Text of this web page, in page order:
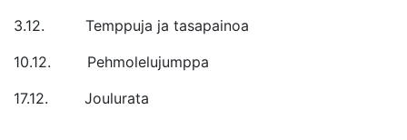
3.12. Temppuja ja tasapainoa
10.12. Pehmolelujumppa
17.12. Joulurata